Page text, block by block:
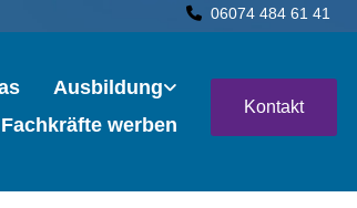
 06074 484 61 41
Ausbildung
Fachkräfte werben
Kontakt